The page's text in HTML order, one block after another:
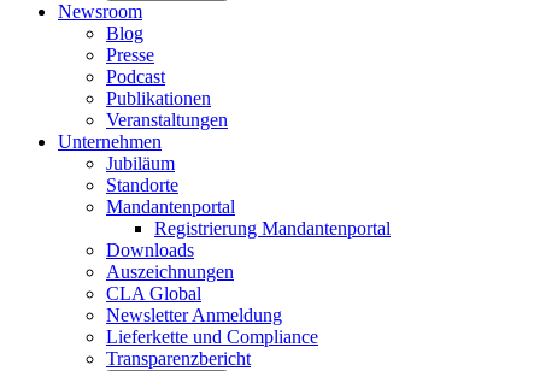
Newsroom
Blog
Presse
Podcast
Publikationen
Veranstaltungen
Unternehmen
Jubiläum
Standorte
Mandantenportal
Registrierung Mandantenportal
Downloads
Auszeichnungen
CLAGlobal
NewsletterAnmeldung
Lieferkette und Compliance
Transparenzbericht